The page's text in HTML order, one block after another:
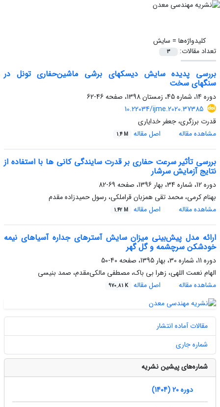
کلیدواژه‌ها = سایش
تعداد مقالات:
3
بررسی پدیده سایش دیسکهای برشی ماشین‌حفاری تونل در
سنگهای سخت
دوره 14، شماره 45، زمستان 1398، صفحه
46-62
10.22034/ijme.2020.37385
قدرت برزگری، جعفر خدایاری
مشاهده مقاله
اصل مقاله 1.4 M
بررسی تأثیر سرعت حفاری بر قدرت سایندگی کانی ها با استفاده از
نتایج آزمایش سرشار
دوره 12، شماره 34، بهار 1396، صفحه
69-82
بهنام کرمی، محمد تقی همزبان قراملکی، رسول حمیدزاده مقدم
مشاهده مقاله
اصل مقاله 1.42 M
ارائه مدل پیش‌بینی میزان سایش آسترهای جداره آسیاهای نیمه
خودشکن سرچشمه و گل گهر
دوره 11، شماره 30، بهار 1395، صفحه
40-50
الهام نعمت اللهی، زهرا بی باک، مصطفی مالکی‌مقدم، صمد بنیسی
مشاهده مقاله
اصل مقاله 970.81 K
مقالات آماده انتشار
شماره جاری
شماره‌های پیشین نشریه
دوره 20 (1404)